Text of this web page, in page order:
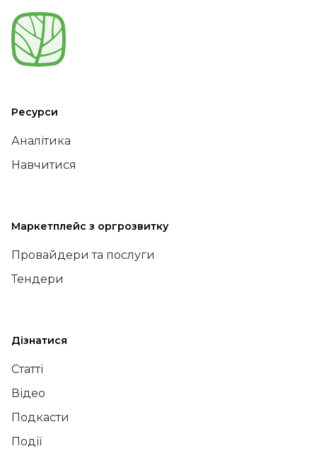
Ресурси
Аналітика
Навчитися
Маркетплейс з оргрозвитку
Провайдери та послуги
Тендери
Дізнатися
Статті
Відео
Подкасти
Події